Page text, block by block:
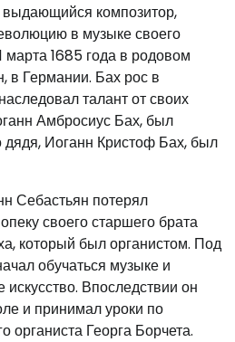
композитор,
в музыке своего
1685 года в родовом
в Германии. Бах рос в
талант от своих
Амбросиус Бах, был
дядя, Иоганн Кристоф Бах, был
Себастьян потерял
своего старшего брата
который был органистом. Под
обучаться музыке и
Впоследствии он
и принимал уроки по
органиста Георга Борчета.